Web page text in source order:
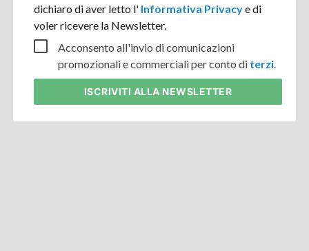
dichiaro di aver letto l' Informativa Privacye di
voler ricevere la Newsletter.
Acconsento all'invio di comunicazioni
promozionali e commerciali per conto di terzi.
ISCRIVITI ALLA NEWSLETTER